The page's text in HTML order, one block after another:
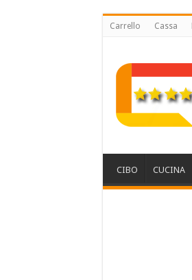
Carrello Cassa
CIBO CUCINA